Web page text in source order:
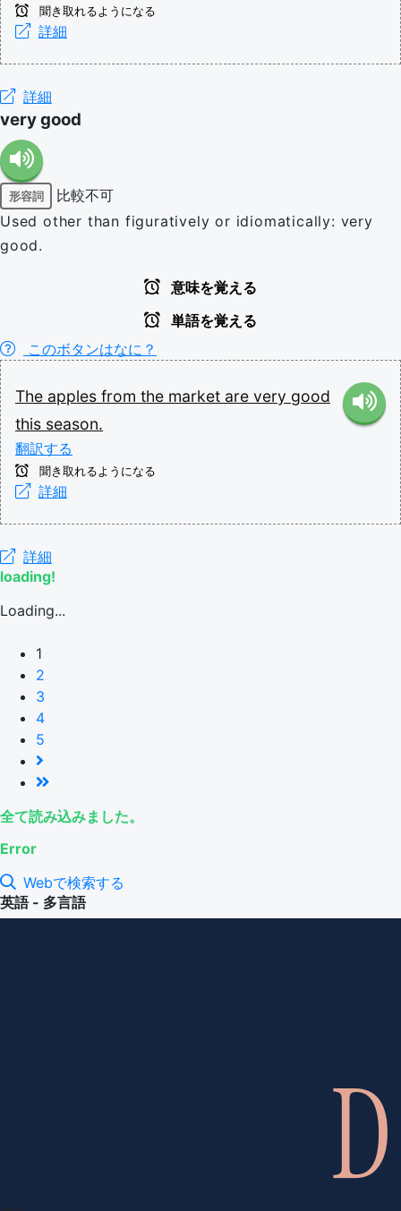
聞き取れるようになる
詳細
詳細
very good
形容詞
比較不可
Used other than figuratively or idiomatically: very
good.
意味を覚える
単語を覚える
このボタンはなに？
The apples from the market are very good
this season.
翻訳する
聞き取れるようになる
詳細
詳細
loading!
Loading...
1
2
3
4
5
全て読み込みました。
Error
Webで検索する
英語 - 多言語